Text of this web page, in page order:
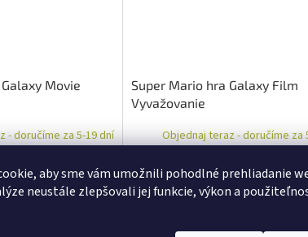
aby sme vám umožnili pohodlné prehliadanie
neustále zlepšovali jej funkcie, výkon a
Movie
- doručíme za 5-19 dní
Do košíka
Super Mario hra Galaxy Film
Vyvažovanie
Objednaj teraz - doručíme za
€18,52 Do